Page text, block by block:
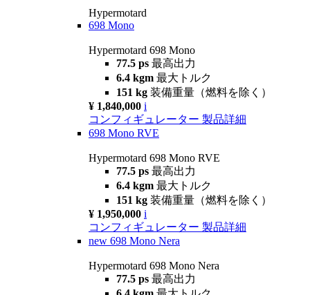
Hypermotard
698 Mono
Hypermotard 698 Mono
77.5 ps 最高出力
6.4 kgm 最大トルク
151 kg 装備重量（燃料を除く）
¥ 1,840,000 i
コンフィギュレーター 製品詳細
698 Mono RVE
Hypermotard 698 Mono RVE
77.5 ps 最高出力
6.4 kgm 最大トルク
151 kg 装備重量（燃料を除く）
¥ 1,950,000 i
コンフィギュレーター 製品詳細
new 698 Mono Nera
Hypermotard 698 Mono Nera
77.5 ps 最高出力